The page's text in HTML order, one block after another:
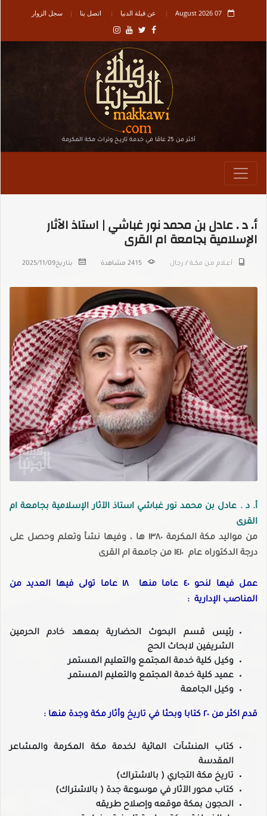
07 August 2026 عن قبلة الدنيا اتصل بنا سجل الزوار
أكثر من 25 عامًا في خدمة تاريـخ وتراث مكة المكرمة
أ. د . عادل بن محمد نور غباشي | استاذ الآثار
الإسلامية بجامعة ام القرى
أعــلام مـن مكـــة / رجال 2415 مشاهدة بتاريخ2025/11/09
أ. د . عادل بن محمد نور غباشي استاذ الآثار الإسلامية بجامعة ام
القرى
من مواليد مكة المكرمة ١٣٨٠ ها ، وفيها نشأ وتعلم وحصل على
درجة الدكتوراه عام ١٤١٠ من جامعة ام القرى
عمل فيها لنحو ٤٠ عاما منها ١٨ عاما تولى فيها العديد من
المناصب الإدارية :
رئيس قسم البحوث الحضارية بمعهد خادم الحرمين
الشريفين لابحاث الحج
وكيل كلية خدمة المجتمع والتعليم المستمر
عميد كلية خدمة المجتمع والتعليم المستمر
وكيل الجامعة
قدم اكثر من ٢٠ كتابا وبحثا في تاريخ وأثار مكة وجدة منها :
كتاب المنشآت المائية لخدمة مكة المكرمة والمشاعر
المقدسة
تاريخ مكة التجاري ( بالاشتراك)
كتاب محور الآثار في موسوعة جدة ( بالاشتراك)
الحجون بمكة موقعه وإصلاح طريقه